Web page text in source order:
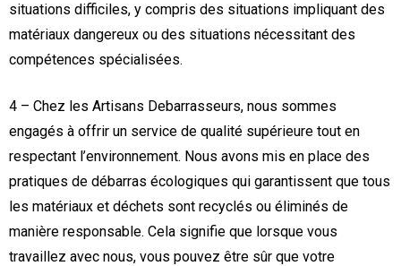
situations difficiles, y compris des situations impliquant des
matériaux dangereux ou des situations nécessitant des
compétences spécialisées.
4 – Chez les Artisans Debarrasseurs, nous sommes
engagés à offrir un service de qualité supérieure tout en
respectant l’environnement. Nous avons mis en place des
pratiques de débarras écologiques qui garantissent que tous
les matériaux et déchets sont recyclés ou éliminés de
manière responsable. Cela signifie que lorsque vous
travaillez avec nous, vous pouvez être sûr que votre